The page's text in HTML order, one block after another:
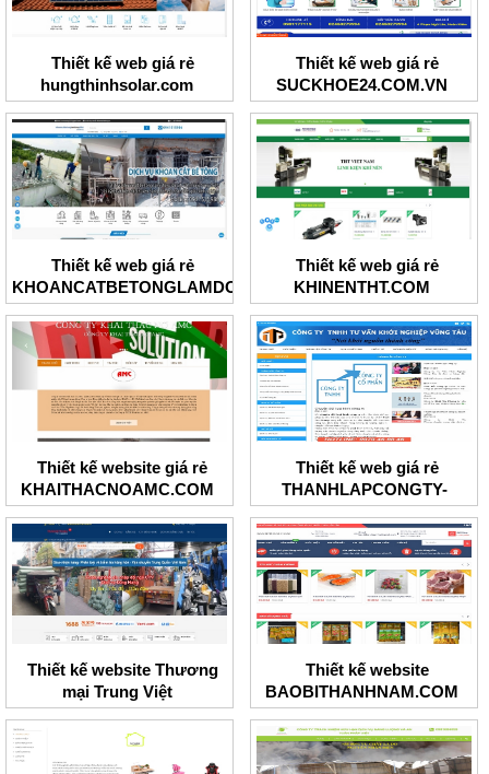
Thiết kế web giá rẻ
hungthinhsolar.com
Thiết kế web giá rẻ
SUCKHOE24.COM.VN
Thiết kế web giá rẻ
KHOANCATBETONGLAMDONG
Thiết kế web giá rẻ
KHINENTHT.COM
Thiết kế website giá rẻ
KHAITHACNOAMC.COM
Thiết kế web giá rẻ
THANHLAPCONGTY-
BRT.COM
Thiết kế website Thương
mại Trung Việt
Thiết kế website
BAOBITHANHNAM.COM